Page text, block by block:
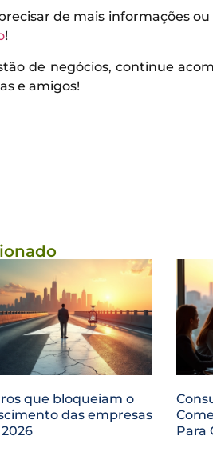
de mais informações
!
de negócios, continue
e amigos!
que bloqueiam o
das empresas
Para